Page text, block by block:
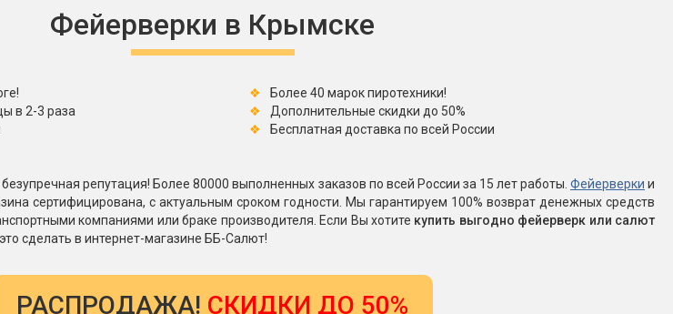
Бенгальские огни большие
Фонтаны в торт (холодные)
Фонтаны сценические (холодные)
Ракеты
Фестивальные шары
Оборудование для
спецэффектов
Елочные гирлянды
Фейерверк-шоу
Фейерверки в Крымске
Более 40 марок пиротехники!
в 2-3 раза
Дополнительные скидки до 50%
Бесплатная доставка по всей России
репутация! Более 80000 выполненных заказов по всей России за 15 лет работы. Фейерверки и
сертифицирована, с актуальным сроком годности. Мы гарантируем 100% возврат денежных средств
компаниями или браке производителя. Если Вы хотите купить выгодно фейерверк или салют
сделать в интернет-магазине ББ-Салют!
РАСПРОДАЖА! СКИДКИ ДО 50%